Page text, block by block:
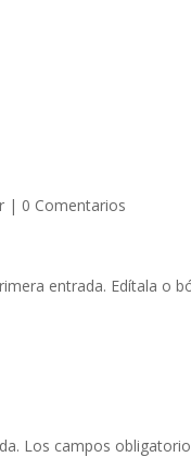
| 0 Comentarios
entrada. Edítala o
Los campos